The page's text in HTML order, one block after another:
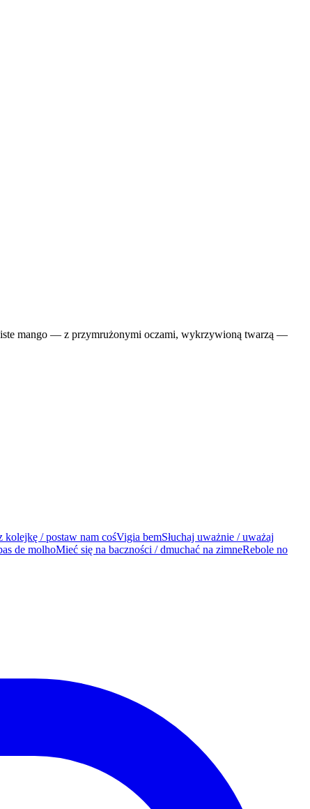
mango — z przymrużonymi oczami, wykrzywioną twarzą —
kolejkę / postaw nam cośVigia bemSłuchaj uważnie / uważaj
de molhoMieć się na baczności / dmuchać na zimneRebole no